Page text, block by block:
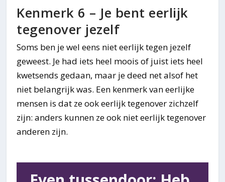
Kenmerk 6 – Je bent eerlijk
tegenover jezelf
Soms ben je wel eens niet eerlijk tegen jezelf
geweest. Je had iets heel moois of juist iets heel
kwetsends gedaan, maar je deed net alsof het
niet belangrijk was. Een kenmerk van eerlijke
mensen is dat ze ook eerlijk tegenover zichzelf
zijn: anders kunnen ze ook niet eerlijk tegenover
anderen zijn.